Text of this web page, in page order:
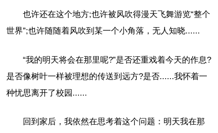
也许还在这个地方;也许被风吹得漫天飞舞游览“整个
世界”;也许随随着风吹到某一个小角落，无人知晓......
“我的明天将会在那里呢?”是否还重戏着今天的作息?
是否像树叶一样被理想的传送到远方?是否......我怀着一
种忧思离开了校园......
回到家后，我依然在思考着这个问题：明天我在那